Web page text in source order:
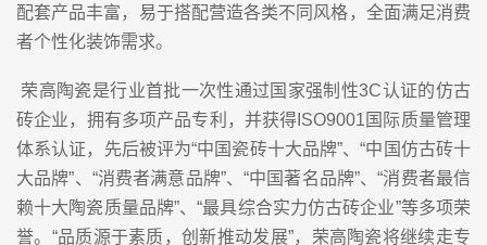
配套产品丰富，易于搭配营造各类不同风格，全面满足消费
者个性化装饰需求。
荣高陶瓷是行业首批一次性通过国家强制性3C认证的仿古
砖企业，拥有多项产品专利，并获得ISO9001国际质量管理
体系认证，先后被评为“中国瓷砖十大品牌”、“中国仿古砖十
大品牌”、“消费者满意品牌”、“中国著名品牌”、“消费者最信
赖十大陶瓷质量品牌”、“最具综合实力仿古砖企业”等多项荣
誉。“品质源于素质，创新推动发展”，荣高陶瓷将继续走专